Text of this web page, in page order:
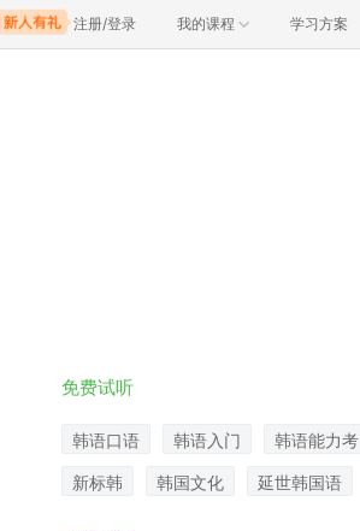
注册/登录 我的课程 学习方案
免费试听
韩语口语 韩语入门 韩语能力考
新标韩 韩国文化 延世韩国语